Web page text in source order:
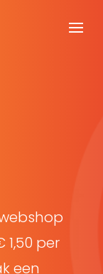
per
een